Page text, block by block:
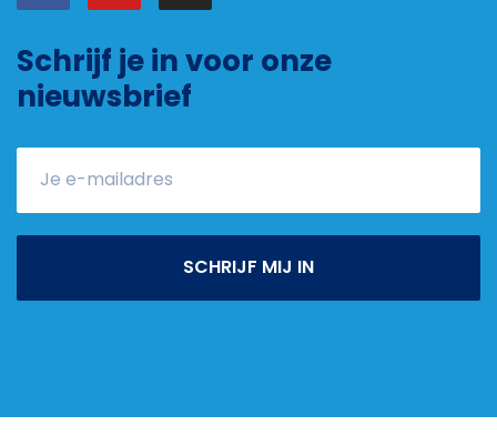
Schrijf je in voor onze
nieuwsbrief
SCHRIJF MIJ IN